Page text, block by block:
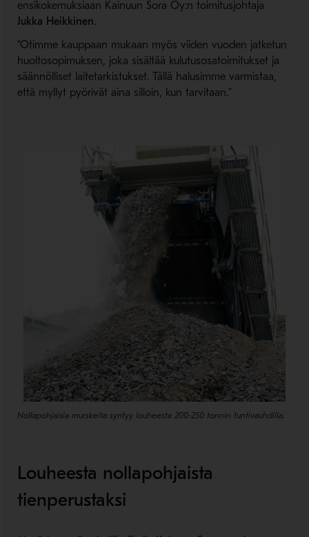
ensikokemuksiaan Kainuun Sora Oy:n toimitusjohtaja
Jukka Heikkinen.
”Otimme kauppaan mukaan myös viiden vuoden jatketun
huoltosopimuksen, joka sisältää kulutusosatoimitukset ja
säännölliset laitetarkistukset. Tällä halusimme varmistaa,
että myllyt pyörivät aina silloin, kun tarvitaan.”
Nollapohjaisia murskeita syntyy louheesta 200-250 tonnin tuntivauhdilla.
Louheesta nollapohjaista
tienperustaksi